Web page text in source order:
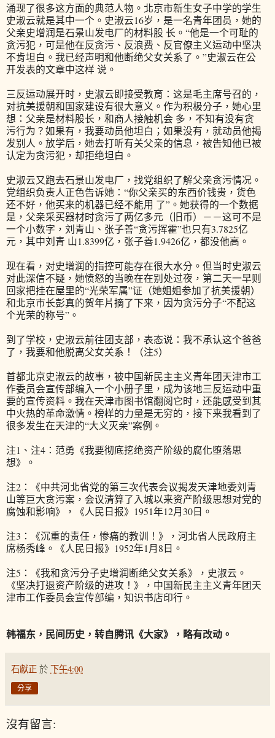
涌现了很多这方面的典范人物。北京市新生女子中学的学生
史淑云就是其中一个。史淑云16岁，是一名青年团员，她的
父亲史增润是石景山发电厂的材料股 长。“他是一个可耻的
贪污犯，可是他在反贪污、反浪费、反官僚主义运动中坚决
不肯坦白。我已经声明和他断绝父女关系了。”史淑云在公
开发表的文章中这样 说。
三反运动展开时，史淑云即接受教育：这是毛主席号召的，
对抗美援朝和国家建设有很大意义。作为积极分子，她心里
想：父亲是材料股长，和商人接触机会 多，不知有没有贪
污行为？如果有，我要动员他坦白；如果没有，就动员他揭
发别人。放学后，她去打听有关父亲的信息，被告知他已被
认定为贪污犯，却拒绝坦白。
史淑云又跑去石景山发电厂，找党组织了解父亲贪污情况。
党组织负责人正色告诉她：“你父亲买的东西价钱贵，货色
还不好，他买来的机器已经不能用 了”。她获得的一个数据
是，父亲采买器材时贪污了两亿多元（旧币）－－这可不是
一个小数字，刘青山、张子善“贪污挥霍”也只有3.7825亿
元，其中刘青 山1.8399亿，张子善1.9426亿，都没他高。
现在看，对史增润的指控可能存在很大水分。但当时史淑云
对此深信不疑，她愤怒的当晚在在别处过夜，第二天一早则
回家把挂在屋里的“光荣军属”证（她姐姐参加了抗美援朝）
和北京市长彭真的贺年片摘了下来，因为贪污分子“不配这
个光荣的称号”。
到了学校，史淑云前往团支部，表态说：我不承认这个爸爸
了，我要和他脱离父女关系！（注5）
首都北京史淑云的故事，被中国新民主主义青年团天津市工
作委员会宣传部编入一个小册子里，成为该地三反运动中重
要的宣传资料。我在天津市图书馆翻阅它时，还能感受到其
中火热的革命激情。榜样的力量是无穷的，接下来我看到了
很多发生在天津的“大义灭亲”案例。
注1、注4：范勇《我要彻底挖绝资产阶级的腐化堕落思
想》。
注2：《中共河北省党的第三次代表会议揭发天津地委刘青
山等巨大贪污案，会议清算了入城以来资产阶级思想对党的
腐蚀和影响》，《人民日报》1951年12月30日。
注3：《沉重的责任，惨痛的教训！》，河北省人民政府主
席杨秀峰。《人民日报》1952年1月8日。
注5：《我和贪污分子史增润断绝父女关系》，史淑云。
《坚决打退资产阶级的进攻！》，中国新民主主义青年团天
津市工作委员会宣传部编，知识书店印行。
韩福东，民间历史，转自腾讯《大家》，略有改动。
石獻正 於 下午4:00
分享
沒有留言: